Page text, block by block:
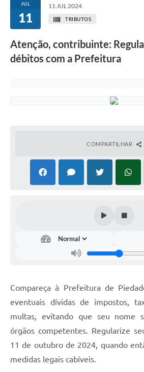
JUL
11
11 JUL 2024
TRIBUTOS
Atenção, contribuinte:
débitos com a Prefeitura
COMPARTILHAR
Compareça à Prefeitura de
eventuais dívidas de impostos,
multas, evitando que seu nome
órgãos competentes. Regularize
11 de outubro de 2024, quando
medidas legais cabíveis.